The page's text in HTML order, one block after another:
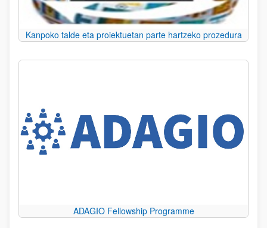
Kanpoko talde eta proiektuetan parte hartzeko prozedura
ADAGIO Fellowship Programme